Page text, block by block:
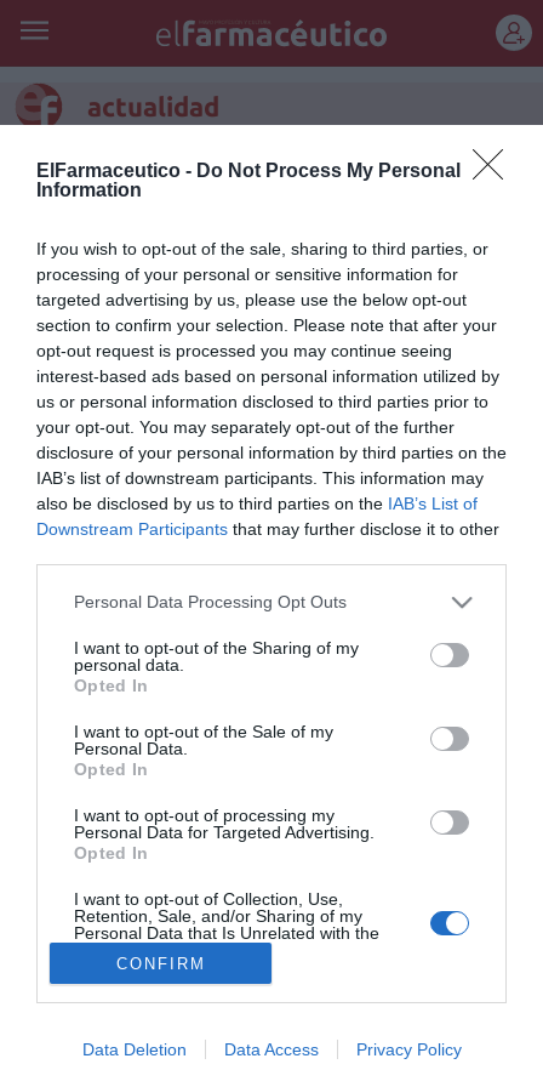
ElFarmaceutico - Do Not Process My Personal
Information
If you wish to opt-out of the sale, sharing to third parties, or
processing of your personal or sensitive information for
targeted advertising by us, please use the below opt-out
section to confirm your selection. Please note that after your
opt-out request is processed you may continue seeing
interest-based ads based on personal information utilized by
us or personal information disclosed to third parties prior to
your opt-out. You may separately opt-out of the further
disclosure of your personal information by third parties on the
IAB’s list of downstream participants. This information may
also be disclosed by us to third parties on the IAB’s List of
Downstream Participants that may further disclose it to other
Personal Data Processing Opt Outs
I want to opt-out of the Sharing of my
personal data.
Opted In
I want to opt-out of the Sale of my
Personal Data.
Opted In
I want to opt-out of processing my
Personal Data for Targeted Advertising.
Opted In
I want to opt-out of Collection, Use,
Retention, Sale, and/or Sharing of my
Personal Data that Is Unrelated with the
Purposes for which it was collected.
Opted Out
CONFIRM
Data Deletion Data Access Privacy Policy
actualidad
Entrevistas
25/02/2011
El presidente del Colegio Oficial de Farmacéuticos, Jordi de
Dalmases, repasa en esta entrevista los temas de la actualidad
farmacéutica más destacados de Infarma 2011 y aporta su opinión
personal.
Todo lo que puedes hacer con tu título de farmacéutic@
Entrevistas
22/02/2011
El sector sanitario es uno de los más importantes del país, tanto
desde el punto de vista de su relevancia económica (volumen de
servicios prestados, presupuesto e inversión) como por el número de
personas a las que da empleo.
Lo más leído
REVISTA DIGITAL
EL FARMACÉUTICO HOSPITALES
REGÍSTRATE QUIÉNES SOMOS CONTACTO COPYRIGHT